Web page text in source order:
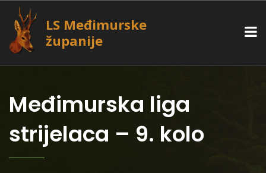
LS Međimurske
županije
Međimurska liga
strijelaca – 9. kolo